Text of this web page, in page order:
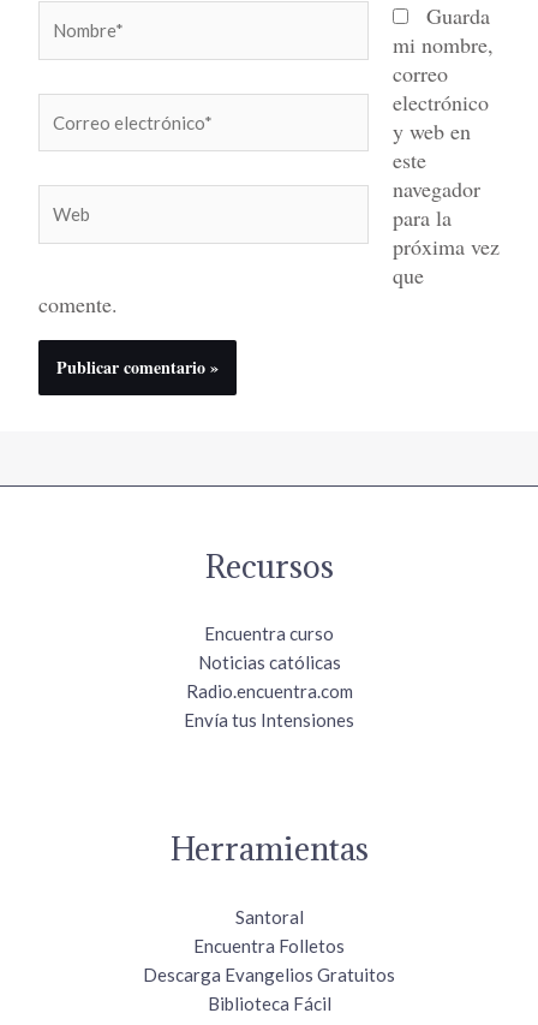
electrónico*
Guarda
mi nombre,
correo
electrónico
y web en
este
navegador
para la
próxima vez
que
comente.
Recursos
Encuentra curso
Noticias católicas
Radio.encuentra.com
Envía tus Intensiones
Herramientas
Santoral
Encuentra Folletos
Descarga Evangelios Gratuitos
Biblioteca Fácil